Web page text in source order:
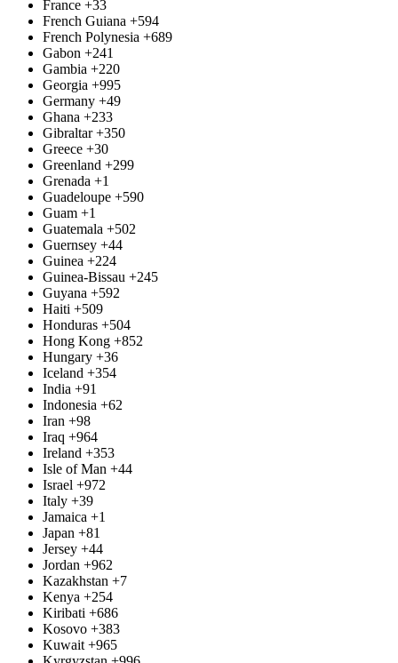
France +33
French Guiana +594
French Polynesia +689
Gabon +241
Gambia +220
Georgia +995
Germany +49
Ghana +233
Gibraltar +350
Greece +30
Greenland +299
Grenada +1
Guadeloupe +590
Guam +1
Guatemala +502
Guernsey +44
Guinea +224
Guinea-Bissau +245
Guyana +592
Haiti +509
Honduras +504
Hong Kong +852
Hungary +36
Iceland +354
India +91
Indonesia +62
Iran +98
Iraq +964
Ireland +353
Isle of Man +44
Israel +972
Italy +39
Jamaica +1
Japan +81
Jersey +44
Jordan +962
Kazakhstan +7
Kenya +254
Kiribati +686
Kosovo +383
Kuwait +965